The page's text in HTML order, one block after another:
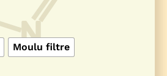
Moulu filtre